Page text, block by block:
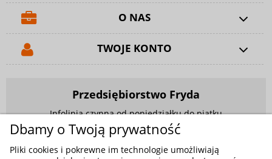
O NAS
TWOJE KONTO
Przedsiębiorstwo Fryda
Infolinia czynna od poniedziałku do piątku
w godzinach 9.00 - 17.00
881 703 704
Dbamy o Twoją prywatność
Pliki cookies i pokrewne im technologie umożliwiają